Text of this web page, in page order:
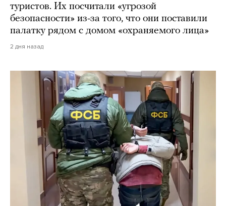
туристов. Их посчитали «угрозой
безопасности» из-за того, что они поставили
палатку рядом с домом «охраняемого лица»
2 дня назад